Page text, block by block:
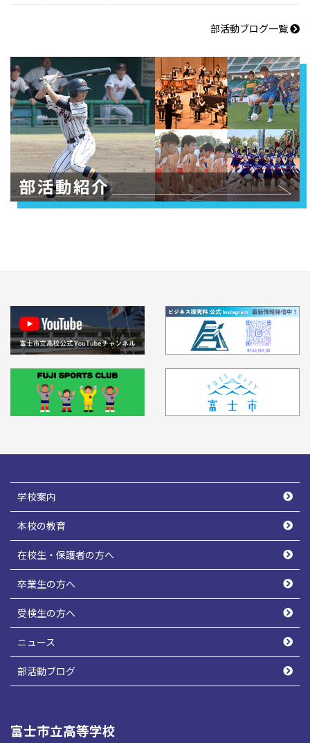
部活動ブログ一覧
学校案内
本校の教育
在校生・保護者の方へ
卒業生の方へ
受検生の方へ
ニュース
部活動ブログ
富士市立高等学校